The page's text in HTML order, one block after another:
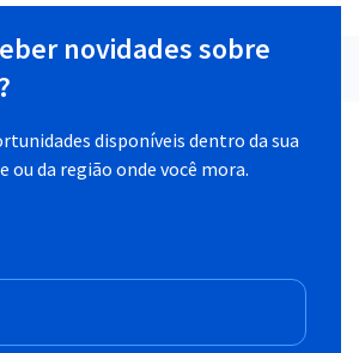
novidades sobre
disponíveis dentro da sua
ou da região onde você mora.